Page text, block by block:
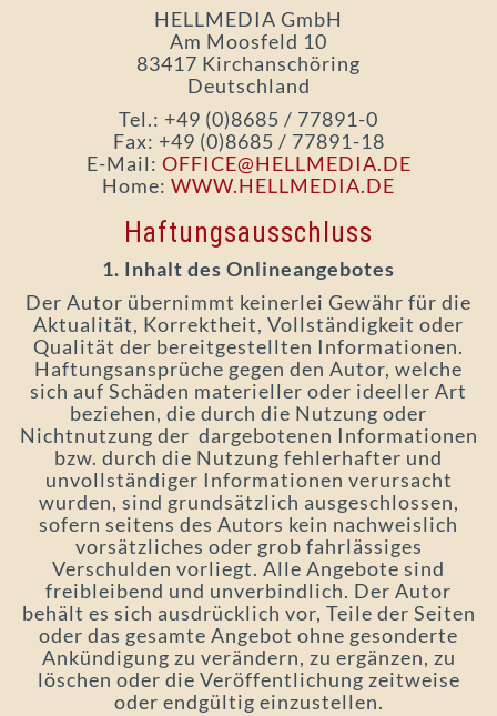
HELLMEDIA GmbH
Am Moosfeld 10
83417 Kirchanschöring
Deutschland
Tel.: +49 (0)8685 / 77891-0
Fax: +49 (0)8685 / 77891-18
E-Mail: OFFICE@HELLMEDIA.DE
Home: WWW.HELLMEDIA.DE
Haftungsausschluss
1. Inhalt des Onlineangebotes
Der Autor übernimmt keinerlei Gewähr für die
Aktualität, Korrektheit, Vollständigkeit oder
Qualität der bereitgestellten Informationen.
Haftungsansprüche gegen den Autor, welche
sich auf Schäden materieller oder ideeller Art
beziehen, die durch die Nutzung oder
Nichtnutzung der dargebotenen Informationen
bzw. durch die Nutzung fehlerhafter und
unvollständiger Informationen verursacht
wurden, sind grundsätzlich ausgeschlossen,
sofern seitens des Autors kein nachweislich
vorsätzliches oder grob fahrlässiges
Verschulden vorliegt. Alle Angebote sind
freibleibend und unverbindlich. Der Autor
behält es sich ausdrücklich vor, Teile der Seiten
oder das gesamte Angebot ohne gesonderte
Ankündigung zu verändern, zu ergänzen, zu
löschen oder die Veröffentlichung zeitweise
oder endgültig einzustellen.